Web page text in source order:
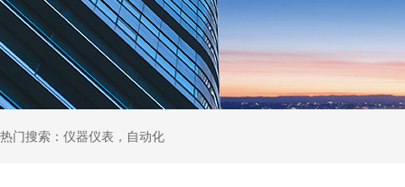
热门搜索：仪器仪表，自动化